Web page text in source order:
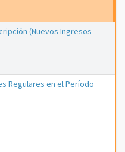
(Nuevos Ingresos
Regulares en el Período